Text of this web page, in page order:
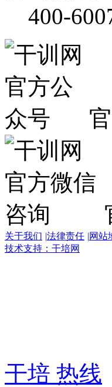
400-
关于我们 |法律责任 |网站
技术支持：干培网
干培 热线